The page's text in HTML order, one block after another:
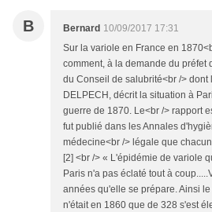
B Bernard 10/09/2017 17:31
Sur la variole en France en
comment, à la demande du préfet
du Conseil de salubrité<br /> dont
DELPECH, décrit la situation à
guerre de 1870. Le<br /> rapport
fut publié dans les Annales
médecine<br /> légale que
[2] <br /> « L'épidémie de variole
Paris n'a pas éclaté tout à
années qu'elle se prépare. Ainsi
n'était en 1860 que de 328 s'est